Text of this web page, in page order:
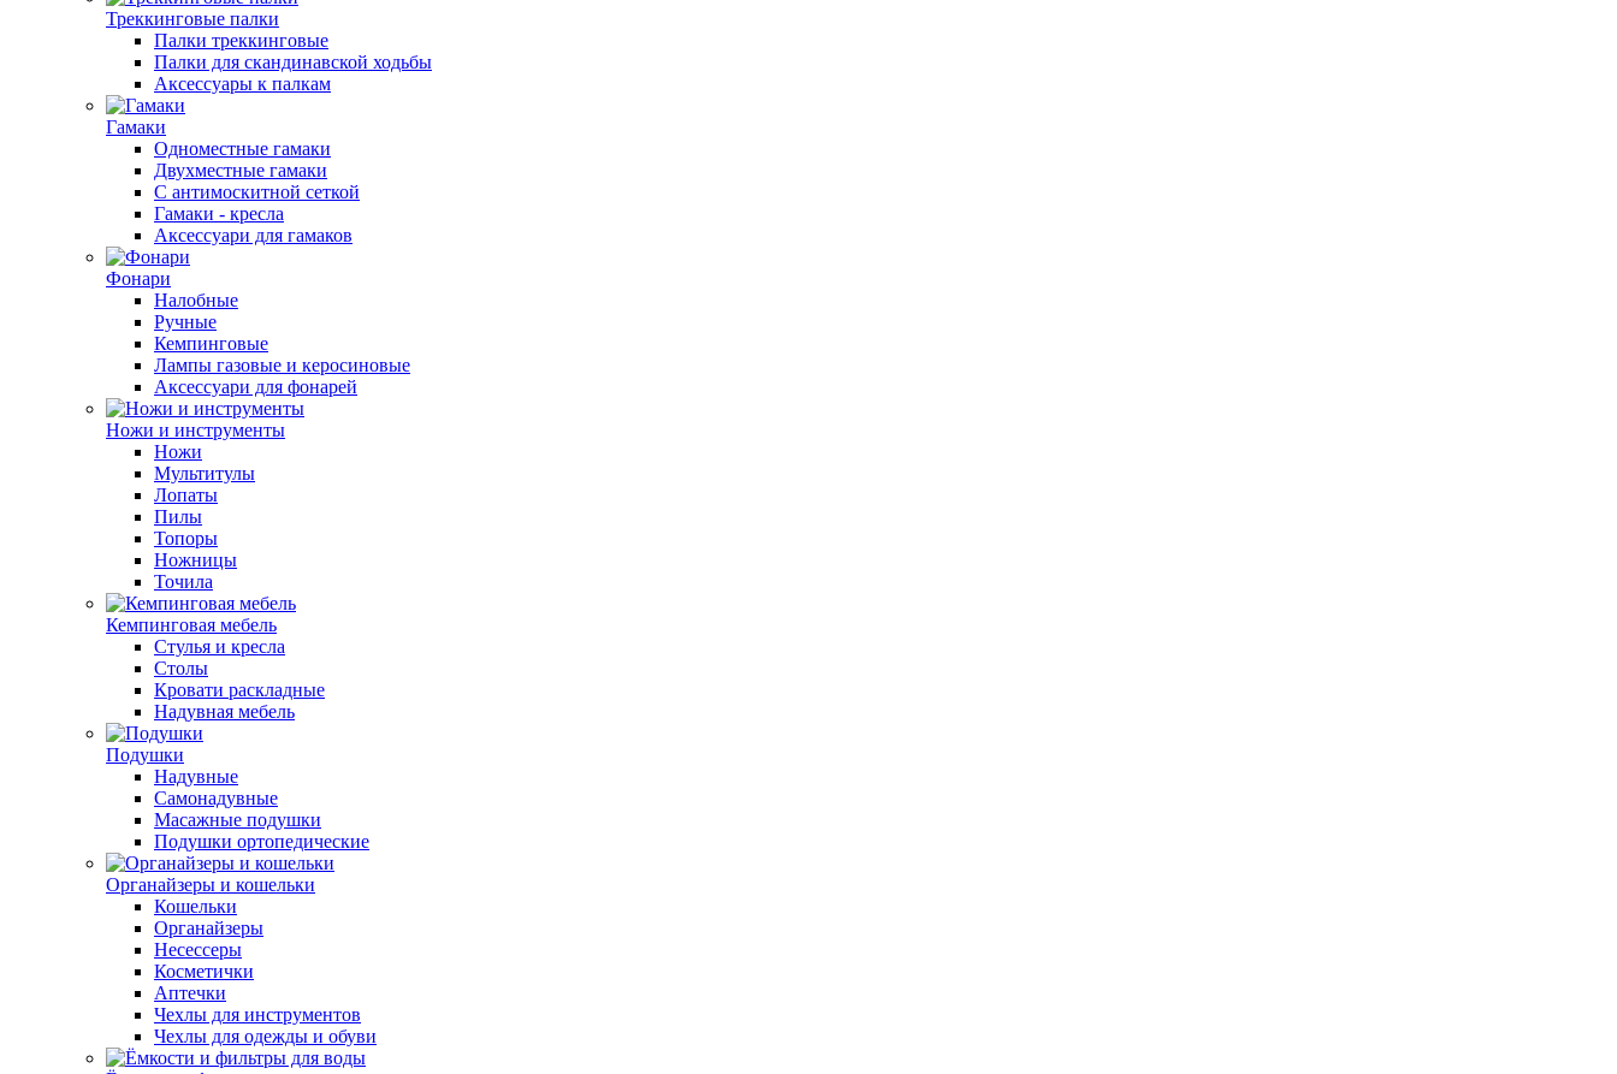
Треккинговые палки
Палки треккинговые
Палки для скандинавской ходьбы
Аксессуары к палкам
Гамаки
Одноместные гамаки
Двухместные гамаки
С антимоскитной сеткой
Гамаки - кресла
Аксессуари для гамаков
Фонари
Налобные
Ручные
Кемпинговые
Лампы газовые и керосиновые
Аксессуари для фонарей
Ножи и инструменты
Ножи
Мультитулы
Лопаты
Пилы
Топоры
Ножницы
Точила
Кемпинговая мебель
Стулья и кресла
Столы
Кровати раскладные
Надувная мебель
Подушки
Надувные
Самонадувные
Масажные подушки
Подушки ортопедические
Органайзеры и кошельки
Кошельки
Органайзеры
Несессеры
Косметички
Аптечки
Чехлы для инструментов
Чехлы для одежды и обуви